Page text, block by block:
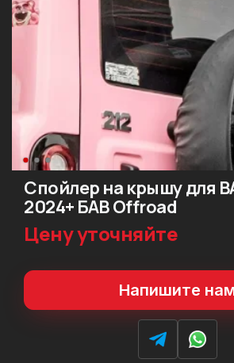
Спойлер на крышу для
2024+ БАВ Offroad
Цену уточняйте
Напишите